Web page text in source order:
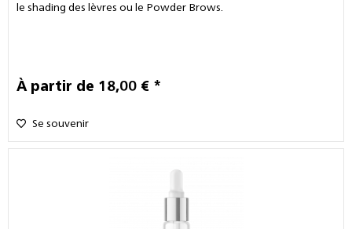
le shading des lèvres ou le Powder Brows.
À partir de 18,00 € *
Se souvenir